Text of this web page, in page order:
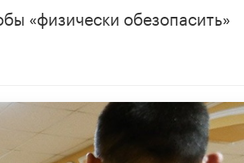
«физически обезопасить»